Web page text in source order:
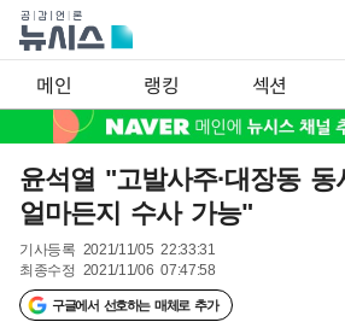
메인 랭킹 섹션
윤석열 "고발사주·대장동
얼마든지 수사 가능"
기사등록 2021/11/05 22:33:31
최종수정 2021/11/06 07:47:58
구글에서 선호하는 매체로 추가